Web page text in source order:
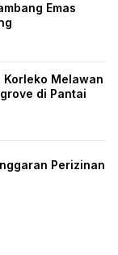
Emas
Korleko Melawan
di Pantai
Perizinan